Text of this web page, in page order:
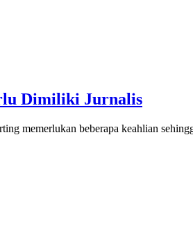
Dimiliki Jurnalis
memerlukan beberapa keahlian